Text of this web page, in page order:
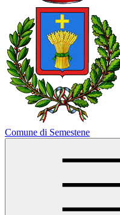
Comune di Semestene